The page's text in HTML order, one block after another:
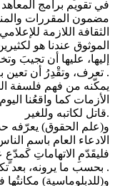
في تقويم برامج
مضمون المقررات
الموثوق عندنا هو
إليها، عليها أن تجيبَ
تعرف، وتقْدِرُ أن تعين به الآخرين .
الأزمات كما واقعُنا
قاتل لكاتبه وللغير.
و(علم الحقوق) يعرّفه
الادعاء العام باسمِ
فليقَدّمِ الاتهاماتِ
بحسب ما يرونه، بعد تكوين مضبطة الاتهام وتقديم اللائحة بالشكل .
و(للدبلوماسية)